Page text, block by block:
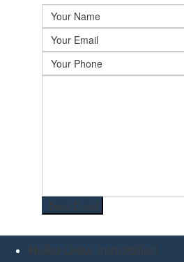
Heiko Linke Immobilien